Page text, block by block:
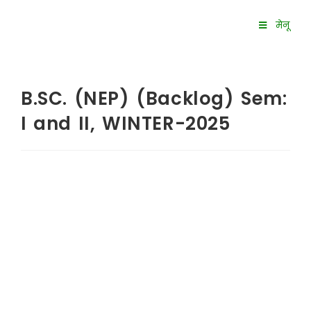
मेनू
B.SC. (NEP) (Backlog) Sem:
I and II, WINTER-2025